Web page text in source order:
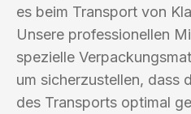
es beim Transport von
Unsere professionellen
spezielle
um sicherzustellen, dass
des Transports optimal